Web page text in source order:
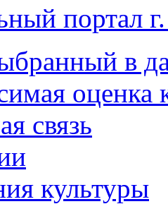
портал
в
оценка
связь
культуры